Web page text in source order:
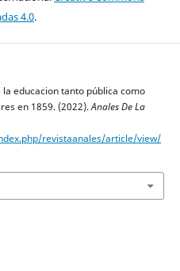
4.0.
educacion tanto pública como
en 1859. (2022).Anales De La
revistaanales/article/view/